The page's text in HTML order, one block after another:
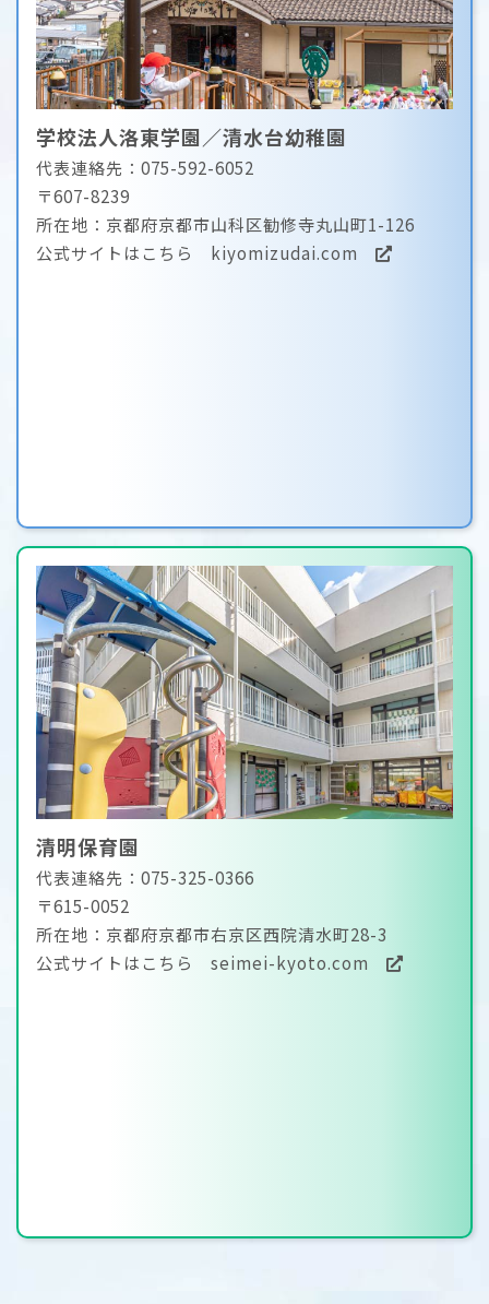
学校法人洛東学園／清水台幼稚園
代表連絡先：075-592-6052
〒607-8239
所在地：京都府京都市山科区勧修寺丸山町1-126
公式サイトはこちら kiyomizudai.com
清明保育園
代表連絡先：075-325-0366
〒615-0052
所在地：京都府京都市右京区西院清水町28-3
公式サイトはこちら seimei-kyoto.com